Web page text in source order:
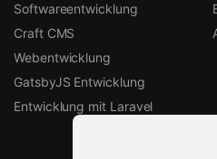
Softwareentwicklung
Craft CMS
Webentwicklung
GatsbyJS Entwicklung
Entwicklung mit Laravel